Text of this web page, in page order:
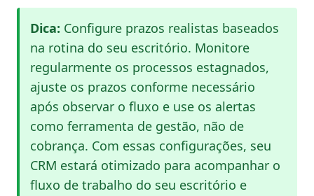
Dica: Configure prazos realistas baseados
na rotina do seu escritório. Monitore
regularmente os processos estagnados,
ajuste os prazos conforme necessário
após observar o fluxo e use os alertas
como ferramenta de gestão, não de
cobrança. Com essas configurações, seu
CRM estará otimizado para acompanhar o
fluxo de trabalho do seu escritório e